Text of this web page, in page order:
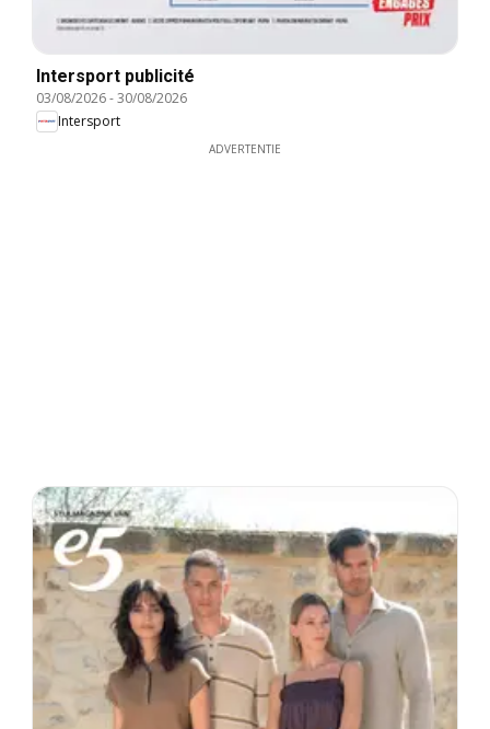
Intersport publicité
03/08/2026-30/08/2026
Intersport
ADVERTENTIE